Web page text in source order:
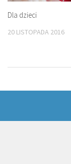
Dla dzieci
20 LISTOPADA 2016